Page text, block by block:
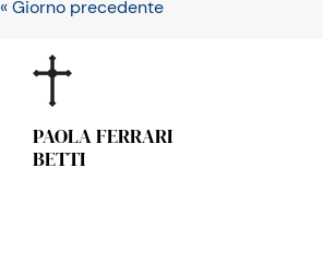
« Giorno precedente
PAOLA FERRARI
BETTI